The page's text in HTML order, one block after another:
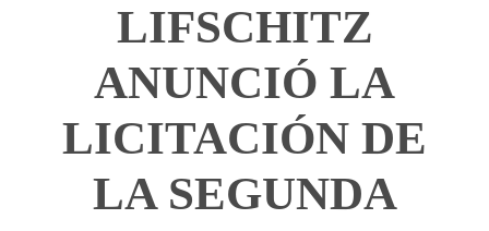
LIFSCHITZ
ANUNCIÓ LA
LICITACIÓN DE
LA SEGUNDA